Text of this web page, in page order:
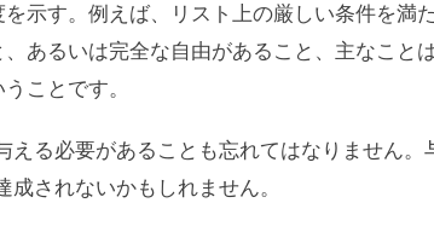
示す。例えば、リスト上の厳しい条件を満
あるいは完全な自由があること、主なこと
ことです。
る必要があることも忘れてはなりません。
されないかもしれません。